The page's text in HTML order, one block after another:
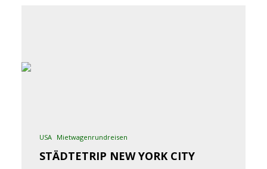
USA Mietwagenrundreisen
STÄDTETRIP NEW YORK CITY